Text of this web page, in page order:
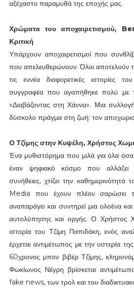
αξέχαστο παραμυθά της εποχής μας.
Χρώματα του αποχαιρετισμού,
Κριτική
Υπάρχουν αποχαιρετισμοί που
που απελευθερώνουν. Όλοι αποτελούν
τις εννέα διαφορετικές ιστορίες
συγγραφέα που αγαπήθηκε πολύ με
«Διαβάζοντας στη Χάννα». Μια
δύσκολο πράγμα στη ζωή: τον
Ο Τζίμης στην Κυψέλη, Χρήστος
Ένα μυθιστόρημα που μιλά για όλα
έναν ψηφιακό κόσμο που αλλάζει
συνήθειες, χτίζει την
Media που έχουν πλέον σαρώσει
αναπαράγει και συντηρεί μια ολοένα
αυτολύπησης και οργής. Ο Χρήστος
ιστορία του Τζίμη Παπιδάκη, ενός
έρχεται αντιμέτωπος με την υστερία
60χρονος μπον βιβέρ Τζίμης,
Φωκίωνος Νέγρη βρίσκεται
fake news, των τρολ και του